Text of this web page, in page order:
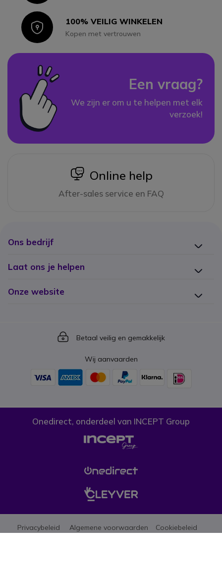
Icon100% VEILIG WINKELEN
Kopen met vertrouwen
Een vraag?
We zijn er om u te helpen met elk
verzoek!
icon
Online help
After-sales service en FAQ
Ons bedrijf
Laat ons je helpen
Onze website
Icon
Betaal veilig en gemakkelijk
Wij aanvaarden
Onedirect, onderdeel van INCEPT Group
Privacybeleid Algemene voorwaarden Cookiebeleid